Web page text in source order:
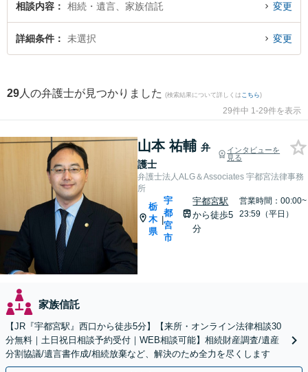
みなどが注目されています。『栃木県で土日や夜間に発生した家族信託のトラ
ブルを今すぐに弁護士に相談したい』『家族信託のトラブル解決の実績豊富な
近くの弁護士を検索したい』『初回相談無料で家族信託を法律相談できる栃木
相談内容 相続・遺言、家族信託 変更
詳細条件 未選択 変更
29 人の弁護士が見つかりました (検索結果について詳しくは こちら)
29件中 1-29件を表示
山本 祐輔 弁
護士
インタビューを
見る
弁護士法人ALG＆Associates 宇都宮法律事務
所
栃
木
県
|
宇
都
宮
市
宇都宮駅
から徒歩5
分
営業時間：00:00~
23:59（平日）
家族信託
【JR『宇都宮駅』西口から徒歩5分】【来所・オンライン法律相談30
分無料｜土日祝日相談予約受付｜WEB相談可能】相続財産調査/遺産
分割協議/遺言書作成/相続放棄など、解決のため全力を尽くします